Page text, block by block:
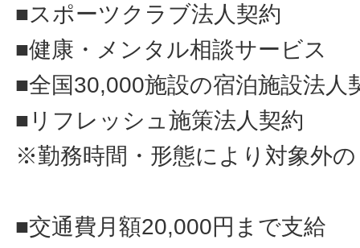
■スポーツクラブ法人契約
■健康・メンタル相談サービス
■全国30,000施設の宿泊施設法人
■リフレッシュ施策法人契約
※勤務時間・形態により対象外
■交通費月額20,000円まで支給